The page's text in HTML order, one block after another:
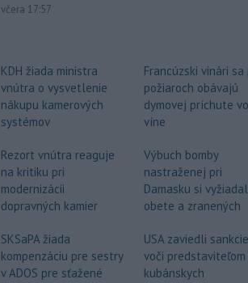
včera 17:57
KDH žiada ministra
vnútra o vysvetlenie
nákupu kamerových
systémov
Rezort vnútra reaguje
na kritiku pri
modernizácii
dopravných kamier
SKSaPA žiada
kompenzáciu pre sestry
v ADOS pre sťažené
Francúzski vinári sa
požiaroch obávajú
dymovej príchute vo
víne
Výbuch bomby
nastraženej pri
Damasku si vyžiadal
obete a zranených
USA zaviedli sankcie
voči predstaviteľom
kubánskych